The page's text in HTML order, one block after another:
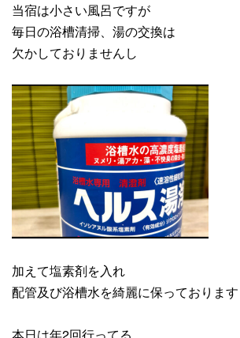
当宿は小さい風呂ですが
毎日の浴槽清掃、湯の交換は
欠かしておりませんし
加えて塩素剤を入れ
配管及び浴槽水を綺麗に保っております